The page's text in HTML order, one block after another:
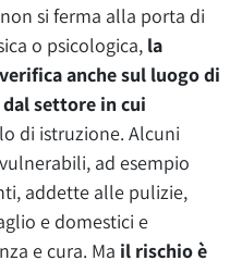
si ferma alla porta di
o psicologica, la
anche sul luogo di
settore in cui
di istruzione. Alcuni
ad esempio
addette alle pulizie,
e domestici e
e cura. Ma il rischio è